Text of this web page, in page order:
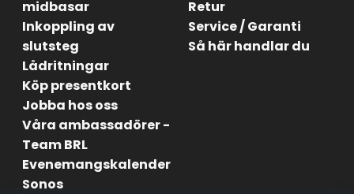
midbasar
Inkoppling av
slutsteg
Lådritningar
Köp presentkort
Jobba hos oss
Våra ambassadörer -
Team BRL
Evenemangskalender
Sonos
Retur
Service / Garanti
Så här handlar du